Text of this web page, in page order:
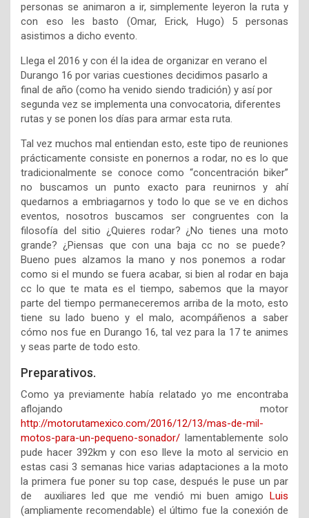
personas se animaron a ir, simplemente leyeron la ruta y
con eso les basto (Omar, Erick, Hugo) 5 personas
asistimos a dicho evento.
Llega el 2016 y con él la idea de organizar en verano el
Durango 16 por varias cuestiones decidimos pasarlo a
final de año (como ha venido siendo tradición) y así por
segunda vez se implementa una convocatoria, diferentes
rutas y se ponen los días para armar esta ruta.
Tal vez muchos mal entiendan esto, este tipo de reuniones
prácticamente consiste en ponernos a rodar, no es lo que
tradicionalmente se conoce como “concentración biker”
no buscamos un punto exacto para reunirnos y ahí
quedarnos a embriagarnos y todo lo que se ve en dichos
eventos, nosotros buscamos ser congruentes con la
filosofía del sitio ¿Quieres rodar? ¿No tienes una moto
grande? ¿Piensas que con una baja cc no se puede?
Bueno pues alzamos la mano y nos ponemos a rodar
como si el mundo se fuera acabar, si bien al rodar en baja
cc lo que te mata es el tiempo, sabemos que la mayor
parte del tiempo permaneceremos arriba de la moto, esto
tiene su lado bueno y el malo, acompáñenos a saber
cómo nos fue en Durango 16, tal vez para la 17 te animes
y seas parte de todo esto.
Preparativos.
Como ya previamente había relatado yo me encontraba
aflojando motor
http://motorutamexico.com/2016/12/13/mas-de-mil-
motos-para-un-pequeno-sonador/ lamentablemente solo
pude hacer 392km y con eso lleve la moto al servicio en
estas casi 3 semanas hice varias adaptaciones a la moto
la primera fue poner su top case, después le puse un par
de auxiliares led que me vendió mi buen amigo
Luis
(ampliamente recomendable) el último fue la conexión de